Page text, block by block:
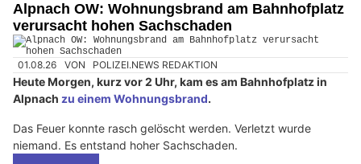
Alpnach OW: Wohnungsbrand am Bahnhofplatz
verursacht hohen Sachschaden
01.08.26 VON POLIZEI.NEWS REDAKTION
Heute Morgen, kurz vor 2 Uhr, kam es am Bahnhofplatz in
Alpnach zu einem Wohnungsbrand.
Das Feuer konnte rasch gelöscht werden. Verletzt wurde
niemand. Es entstand hoher Sachschaden.